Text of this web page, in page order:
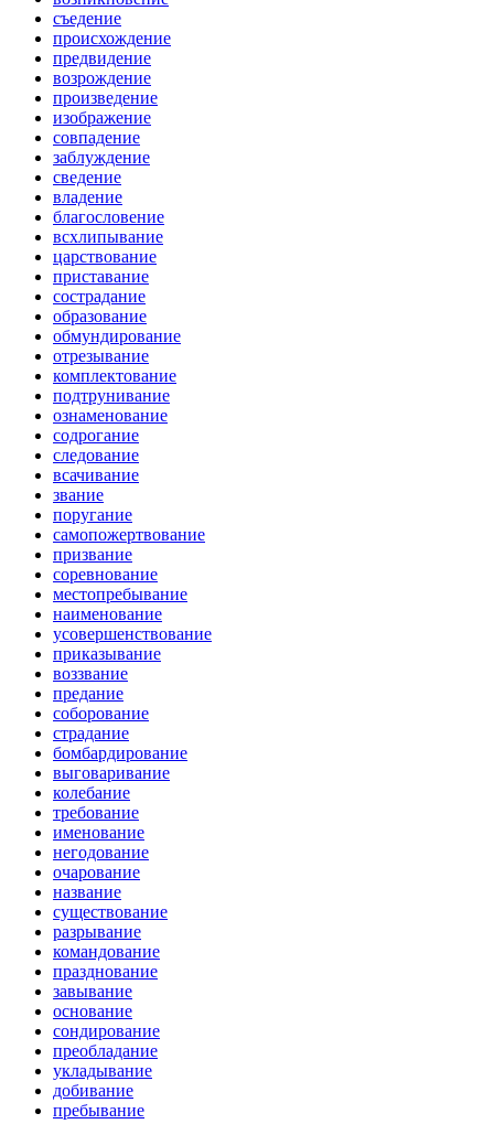
съедение
происхождение
предвидение
возрождение
произведение
изображение
совпадение
заблуждение
сведение
владение
благословение
всхлипывание
царствование
приставание
сострадание
образование
обмундирование
отрезывание
комплектование
подтрунивание
ознаменование
содрогание
следование
всачивание
звание
поругание
самопожертвование
призвание
соревнование
местопребывание
наименование
усовершенствование
приказывание
воззвание
предание
соборование
страдание
бомбардирование
выговаривание
колебание
требование
именование
негодование
очарование
название
существование
разрывание
командование
празднование
завывание
основание
сондирование
преобладание
укладывание
добивание
пребывание